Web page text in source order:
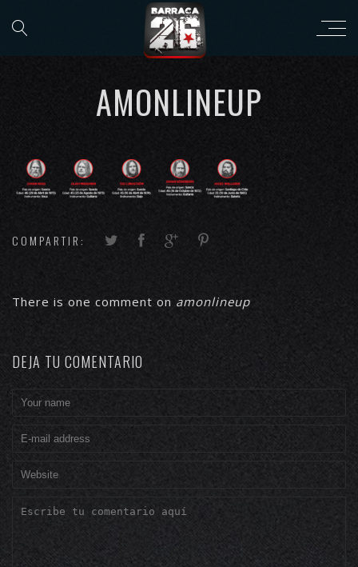
AMONLINEUP
COMPARTIR:
There is one comment on amonlineup
DEJA TU COMENTARIO